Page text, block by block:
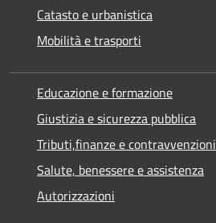
Catasto e urbanistica
Mobilità e trasporti
Educazione e formazione
Giustizia e sicurezza pubblica
Tributi,finanze e contravvenzioni
Salute, benessere e assistenza
Autorizzazioni